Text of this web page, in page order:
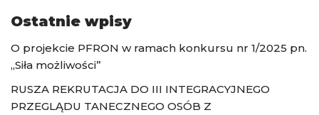
Ostatnie wpisy
O projekcie PFRON w ramach konkursu nr 1/2025 pn.
„Siła możliwości”
RUSZA REKRUTACJA DO III INTEGRACYJNEGO
PRZEGLĄDU TANECZNEGO OSÓB Z